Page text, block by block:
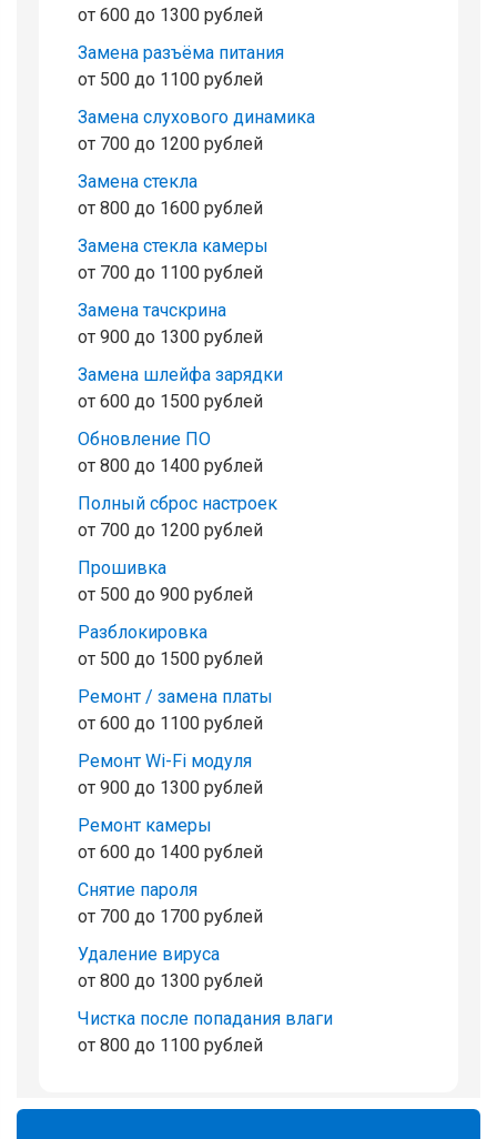
от 600 до 1300 рублей
Замена разъёма питания
от 500 до 1100 рублей
Замена слухового динамика
от 700 до 1200 рублей
Замена стекла
от 800 до 1600 рублей
Замена стекла камеры
от 700 до 1100 рублей
Замена тачскрина
от 900 до 1300 рублей
Замена шлейфа зарядки
от 600 до 1500 рублей
Обновление ПО
от 800 до 1400 рублей
Полный сброс настроек
от 700 до 1200 рублей
Прошивка
от 500 до 900 рублей
Разблокировка
от 500 до 1500 рублей
Ремонт / замена платы
от 600 до 1100 рублей
Ремонт Wi-Fi модуля
от 900 до 1300 рублей
Ремонт камеры
от 600 до 1400 рублей
Снятие пароля
от 700 до 1700 рублей
Удаление вируса
от 800 до 1300 рублей
Чистка после попадания влаги
от 800 до 1100 рублей